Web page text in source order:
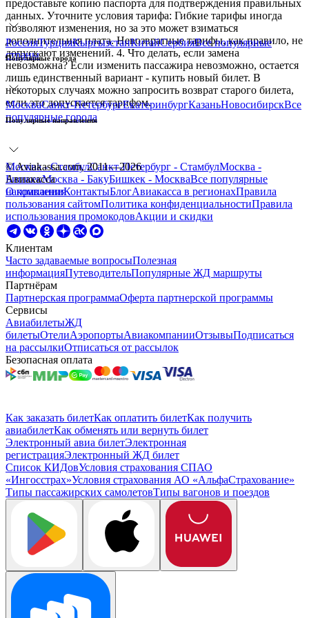
предоставьте копию паспорта для подтверждения правильных
данных. Уточните условия тарифа: Гибкие тарифы иногда
позволяют изменения, но за это может взиматься
дополнительная плата. Невозвратные тарифы, как правило, не
допускают изменений. 4. Что делать, если замена
невозможна? Если изменить пассажира невозможно, остается
лишь единственный вариант - купить новый билет. В
некоторых случаях можно запросить возврат старого билета,
если это допускается тарифом.
РоссияТурцияКыргызстанКитайСербияВсе популярные
страны
Популярные города
МоскваСанкт-ПетербургЕкатеринбургКазаньНовосибирскВсе
популярные города
Популярные направления
Москва - СтамбулСанкт-Петербург - СтамбулМосква -
БишкекМосква - БакуБишкек - МоскваВсе популярные
направления
© Aviakassa.com, 2011—2026
Авиакасса
О компанииКонтактыБлогАвиакасса в регионахПравила
пользования сайтомПолитика конфиденциальностиПравила
использования промокодовАкции и скидки
Клиентам
Часто задаваемые вопросыПолезная
информацияПутеводительПопулярные ЖД маршруты
Партнёрам
Партнерская программаОферта партнерской программы
Сервисы
АвиабилетыЖД
билетыОтелиАэропортыАвиакомпанииОтзывыПодписаться
на рассылкиОтписаться от рассылок
Безопасная оплата
Как заказать билетКак оплатить билетКак получить
авиабилетКак обменять или вернуть билет
Электронный авиа билетЭлектронная
регистрацияЭлектронный ЖД билет
Список КИДовУсловия страхования СПАО
«Ингосстрах»Условия страхования АО «АльфаСтрахование»
Типы пассажирских самолетовТипы вагонов и поездов